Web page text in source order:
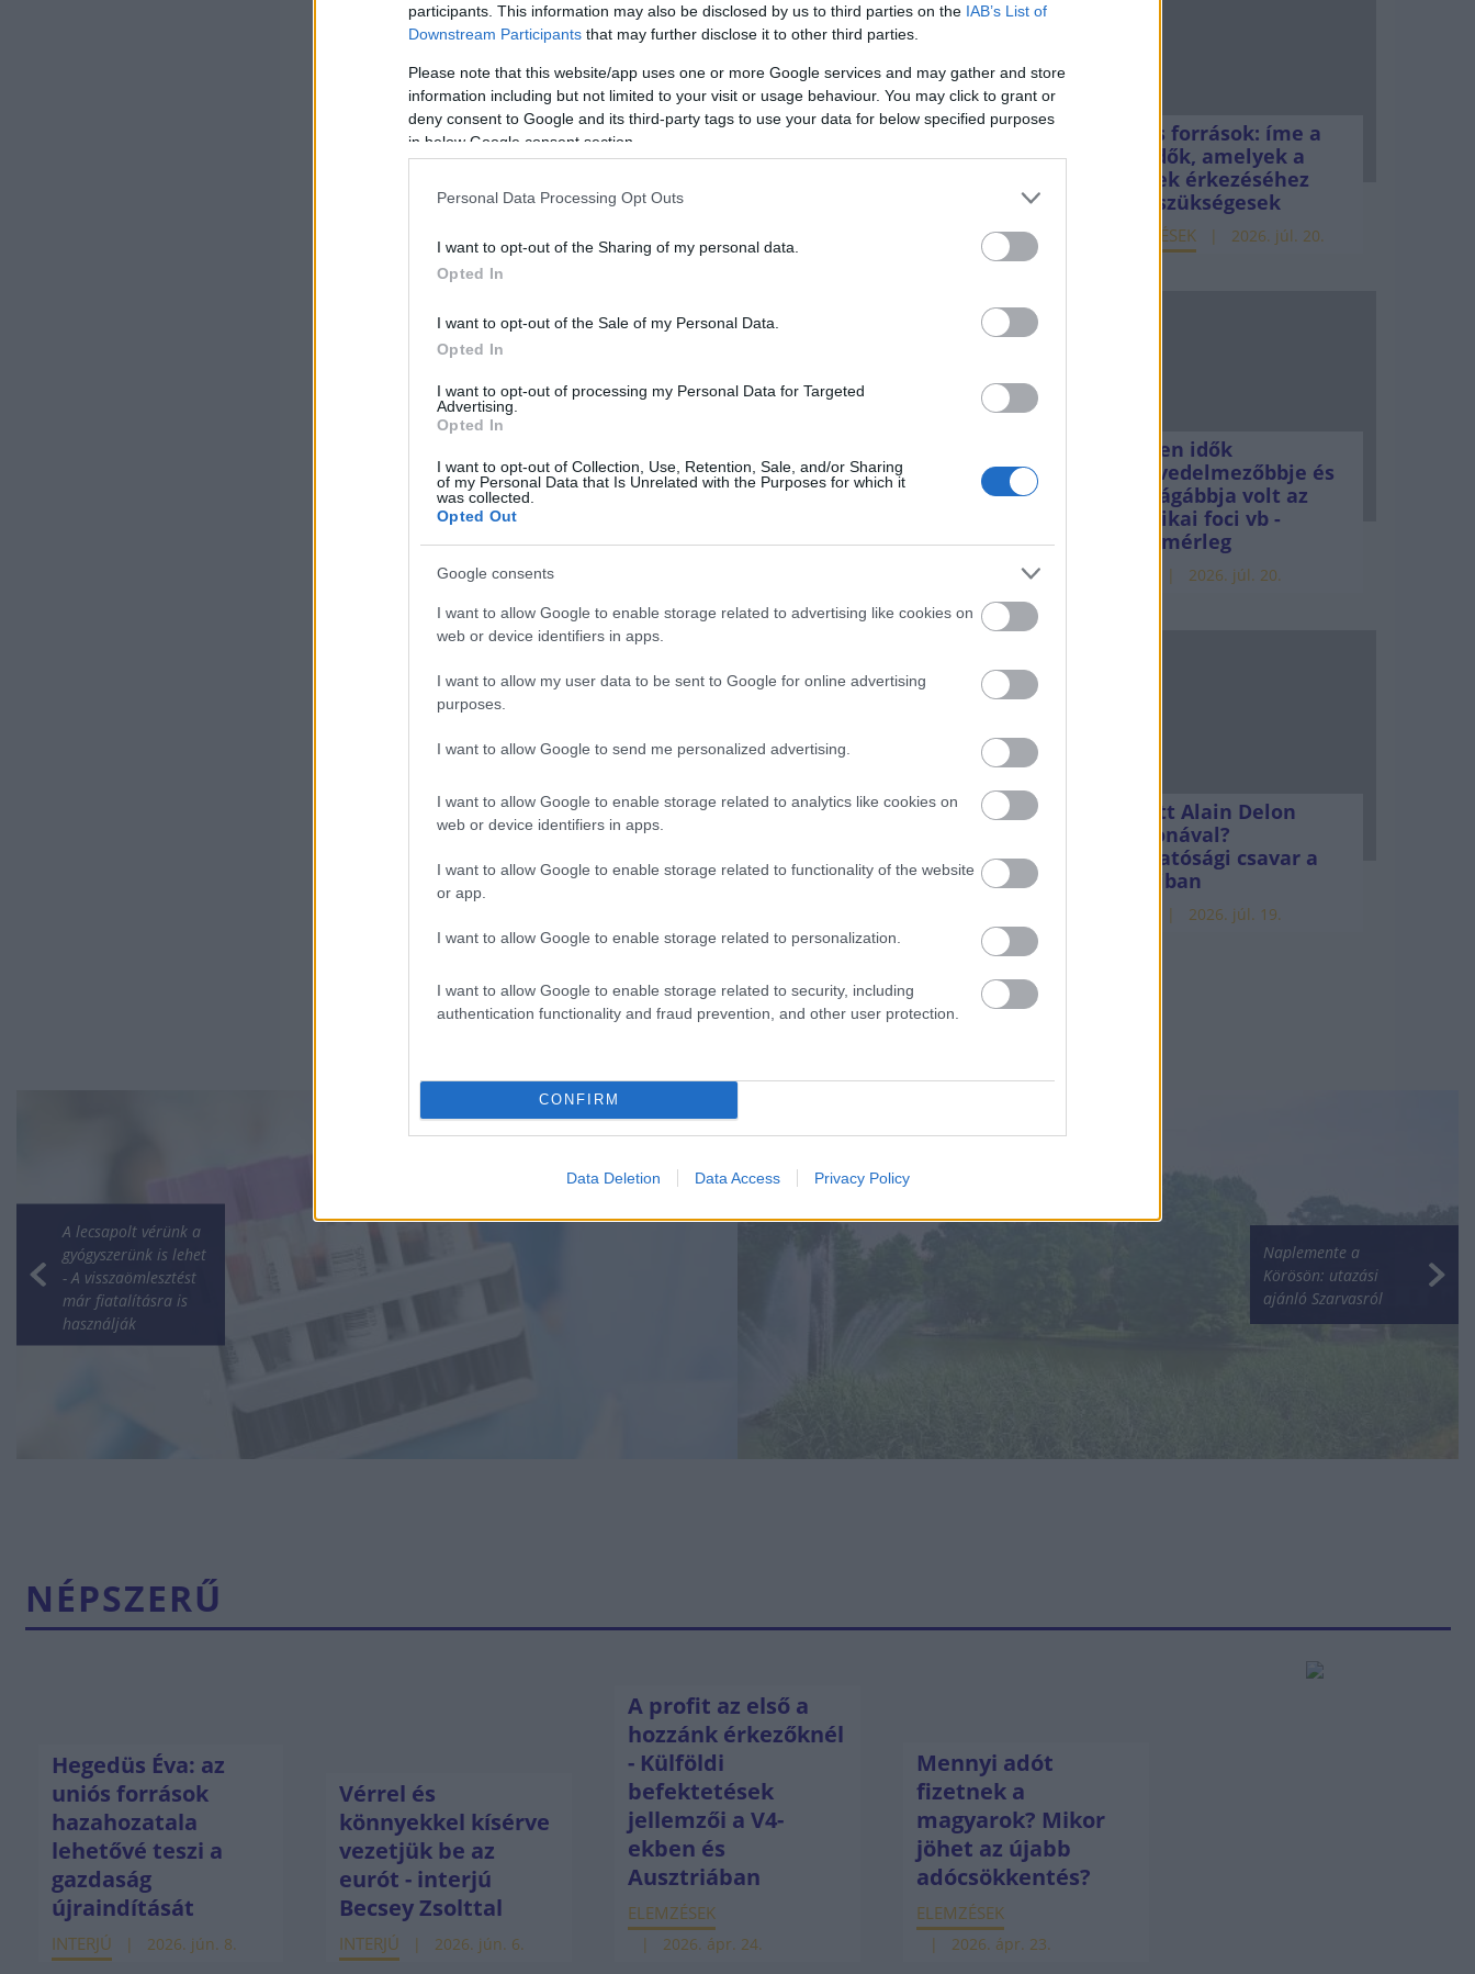
participants. This information may also be disclosed by us to third parties on the IAB’s List of
Downstream Participants that may further disclose it to other third parties.
Please note that this website/app uses one or more Google services and may gather and store
information including but not limited to your visit or usage behaviour. You may click to grant or
deny consent to Google and its third-party tags to use your data for below specified purposes
in below Google consent section.
Personal Data Processing Opt Outs
I want to opt-out of the Sharing of my personal data.
Opted In
I want to opt-out of the Sale of my Personal Data.
Opted In
I want to opt-out of processing my Personal Data for Targeted
Advertising.
Opted In
I want to opt-out of Collection, Use, Retention, Sale, and/or Sharing
of my Personal Data that Is Unrelated with the Purposes for which it
was collected.
Opted Out
Google consents
I want to allow Google to enable storage related to advertising like cookies on
web or device identifiers in apps.
I want to allow my user data to be sent to Google for online advertising
purposes.
I want to allow Google to send me personalized advertising.
I want to allow Google to enable storage related to analytics like cookies on
web or device identifiers in apps.
I want to allow Google to enable storage related to functionality of the website
or app.
I want to allow Google to enable storage related to personalization.
I want to allow Google to enable storage related to security, including
authentication functionality and fraud prevention, and other user protection.
CONFIRM
Data Deletion Data Access Privacy Policy
Uniós források: íme a
teendők, amelyek a
pénzek érkezéséhez
még szükségesek
ELEMZÉSEK 2026. júl. 20.
Minden idők
legjövedelmezőbbje és
legdrágábbja volt az
amerikai foci vb -
gyorsmérleg
2026. júl. 20.
Mi lett Alain Delon
vagyonával?
Adóhatósági csavar a
sztoriban
2026. júl. 19.
A lecsapolt vérünk a
gyógyszerünk is lehet
- A visszaömlesztést
már fiatalításra is
használják
Naplemente a
Körösön: utazási
ajánló Szarvasról
NÉPSZERŰ
Hegedüs Éva: az
uniós források
hazahozatala
lehetővé teszi a
gazdaság
újraindítását
INTERJÚ 2026. jún. 8.
Vérrel és
könnyekkel kísérve
vezetjük be az
eurót - interjú
Becsey Zsolttal
INTERJÚ 2026. jún. 6.
A profit az első a
hozzánk érkezőknél
- Külföldi
befektetések
jellemzői a V4-
ekben és
Ausztriában
ELEMZÉSEK
2026. ápr. 24.
Mennyi adót
fizetnek a
magyarok? Mikor
jöhet az újabb
adócsökkentés?
ELEMZÉSEK
2026. ápr. 23.